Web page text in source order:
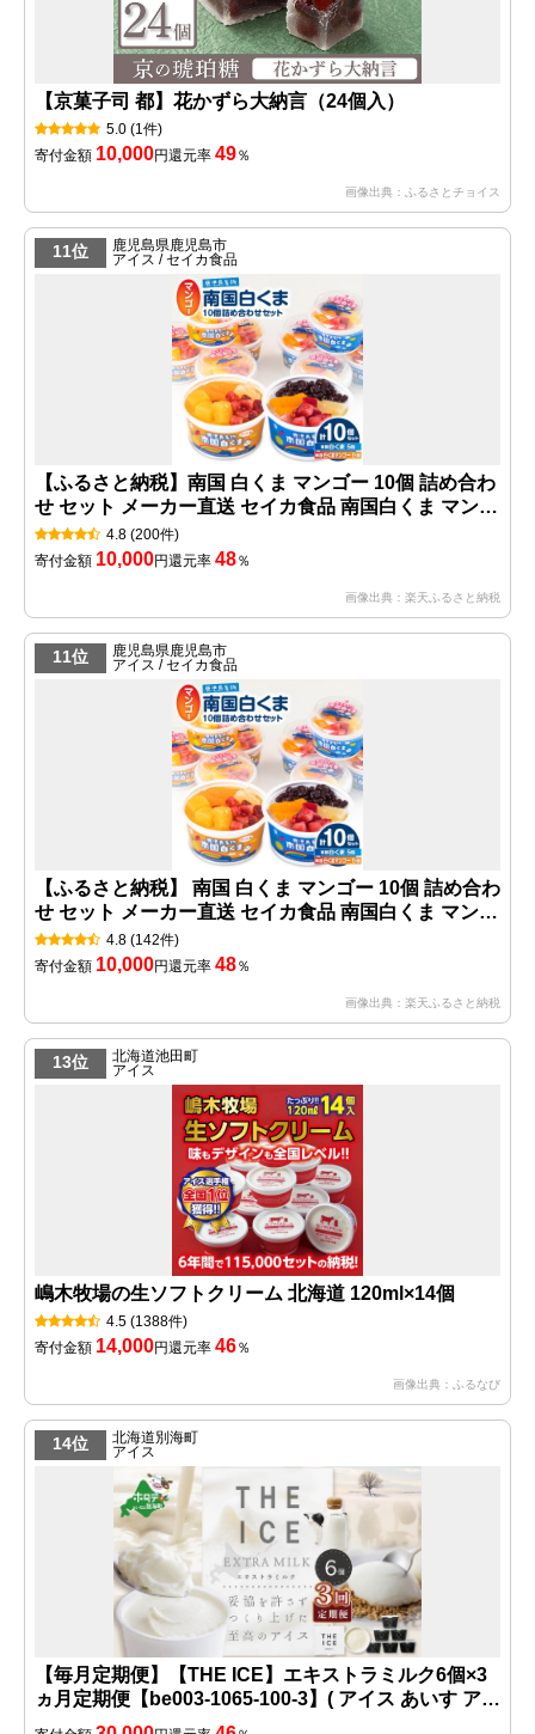
【京菓子司 都】花かずら大納言（24個入）
5.0 (1件)
寄付金額 10,000円還元率 49％
画像出典：ふるさとチョイス
11位
鹿児島県鹿児島市
アイス / セイカ食品
【ふるさと納税】南国 白くま マンゴー 10個 詰め合わ
せ セット メーカー直送 セイカ食品 南国白くま マンゴ
ー味 フルーツ 練乳 かき氷 アイス ミルク 果物 氷菓 白
熊 デザート ご当地 特産品 スイーツ 鹿児島市 おすす
4.8 (200件)
寄付金額 10,000円還元率 48％
画像出典：楽天ふるさと納税
11位
鹿児島県鹿児島市
アイス / セイカ食品
【ふるさと納税】 南国 白くま マンゴー 10個 詰め合わ
せ セット メーカー直送 セイカ食品 南国白くま マンゴ
ー味 フルーツ 練乳 かき氷 アイス ミルク マンゴー 果
物 氷菓 白熊 デザート ご当地 特産品 スイーツ 鹿児島
4.8 (142件)
寄付金額 10,000円還元率 48％
画像出典：楽天ふるさと納税
13位
北海道池田町
アイス
嶋木牧場の生ソフトクリーム 北海道 120ml×14個
4.5 (1388件)
寄付金額 14,000円還元率 46％
画像出典：ふるなび
14位
北海道別海町
アイス
【毎月定期便】【THE ICE】エキストラミルク6個×3
ヵ月定期便【be003-1065-100-3】( アイス あいす アイ
スクリーム 北海道 別海町 ふるさとチョイス ふるさと